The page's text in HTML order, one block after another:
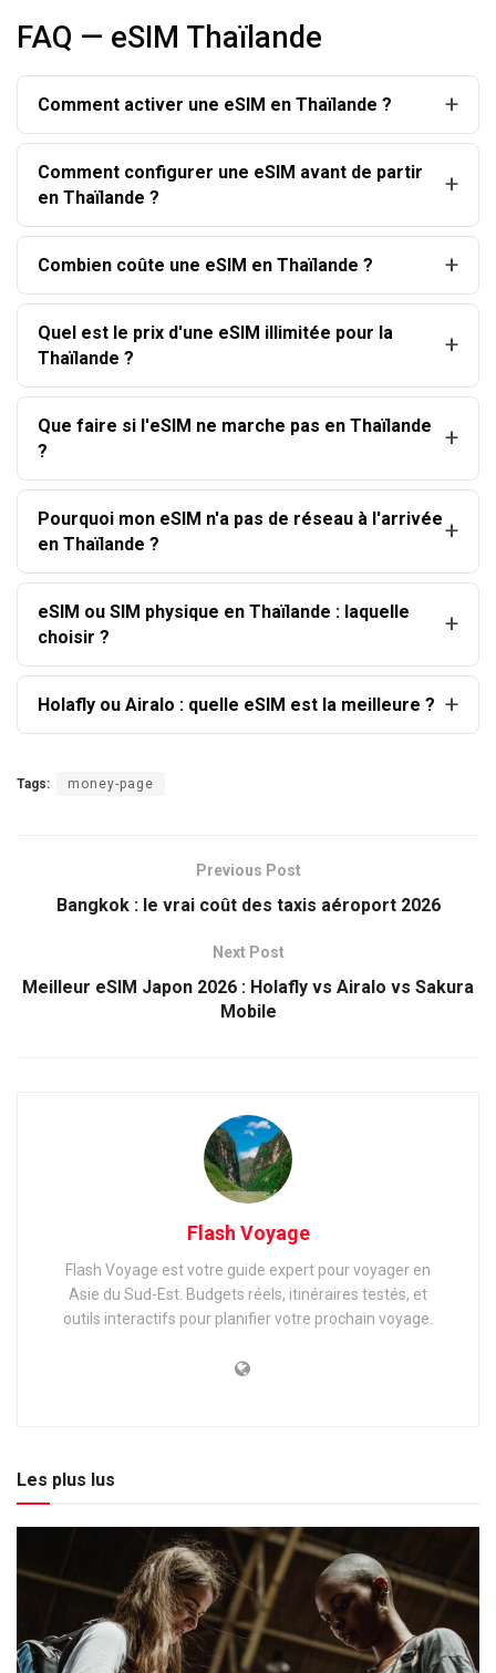
FAQ — eSIM Thaïlande
Comment activer une eSIM en Thaïlande ?
Comment configurer une eSIM avant de partir
en Thaïlande ?
Combien coûte une eSIM en Thaïlande ?
Quel est le prix d'une eSIM illimitée pour la
Thaïlande ?
Que faire si l'eSIM ne marche pas en Thaïlande
?
Pourquoi mon eSIM n'a pas de réseau à l'arrivée
en Thaïlande ?
eSIM ou SIM physique en Thaïlande : laquelle
choisir ?
Holafly ou Airalo : quelle eSIM est la meilleure ?
Tags: money-page
Previous Post
Bangkok : le vrai coût des taxis aéroport 2026
Next Post
Meilleur eSIM Japon 2026 : Holafly vs Airalo vs Sakura
Mobile
Flash Voyage
Flash Voyage est votre guide expert pour voyager en
Asie du Sud-Est. Budgets réels, itinéraires testés, et
outils interactifs pour planifier votre prochain voyage.
Les plus lus